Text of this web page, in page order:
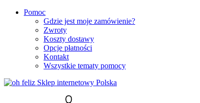
Pomoc
Gdzie jest moje zamówienie?
Zwroty
Koszty dostawy
Opcje płatności
Kontakt
Wszystkie tematy pomocy